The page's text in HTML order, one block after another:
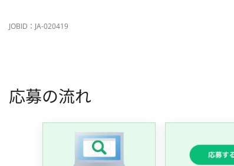
JOBID：JA-020419
応募の流れ